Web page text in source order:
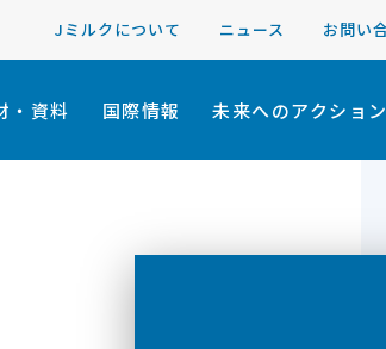
Jミルクについて ニュース お問い
・資料 国際情報 未来へのアクション